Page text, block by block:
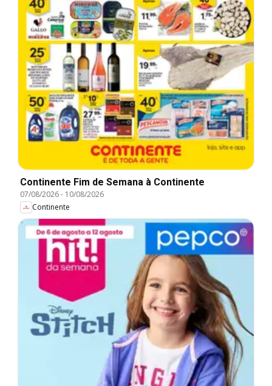
Continente Fim de Semana à Continente
07/08/2026- 10/08/2026
Continente